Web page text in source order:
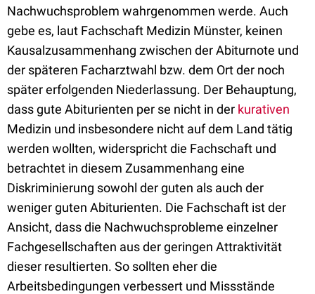
Nachwuchsproblem wahrgenommen werde. Auch
gebe es, laut Fachschaft Medizin Münster, keinen
Kausalzusammenhang zwischen der Abiturnote und
der späteren Facharztwahl bzw. dem Ort der noch
später erfolgenden Niederlassung. Der Behauptung,
dass gute Abiturienten per se nicht in der kurativen
Medizin und insbesondere nicht auf dem Land tätig
werden wollten, widerspricht die Fachschaft und
betrachtet in diesem Zusammenhang eine
Diskriminierung sowohl der guten als auch der
weniger guten Abiturienten. Die Fachschaft ist der
Ansicht, dass die Nachwuchsprobleme einzelner
Fachgesellschaften aus der geringen Attraktivität
dieser resultierten. So sollten eher die
Arbeitsbedingungen verbessert und Missstände